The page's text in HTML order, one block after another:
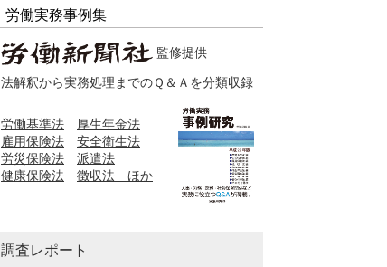
労働実務事例集
監修提供
法解釈から実務処理までのＱ＆Ａを分類収録
労働基準法
厚生年金法
雇用保険法
安全衛生法
労災保険法
派遣法
健康保険法
徴収法 ほか
調査レポート